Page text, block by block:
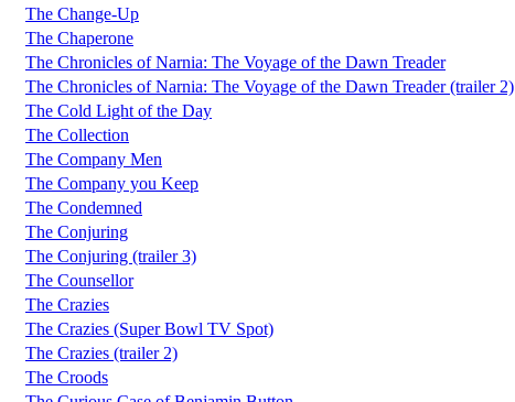
The Change-Up
The Chaperone
The Chronicles of Narnia: The Voyage of the Dawn Treader
The Chronicles of Narnia: The Voyage of the Dawn Treader (trailer 2)
The Cold Light of the Day
The Collection
The Company Men
The Company you Keep
The Condemned
The Conjuring
The Conjuring (trailer 3)
The Counsellor
The Crazies
The Crazies (Super Bowl TV Spot)
The Crazies (trailer 2)
The Croods